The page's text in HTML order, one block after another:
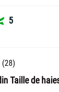
5
(28)
Taille de